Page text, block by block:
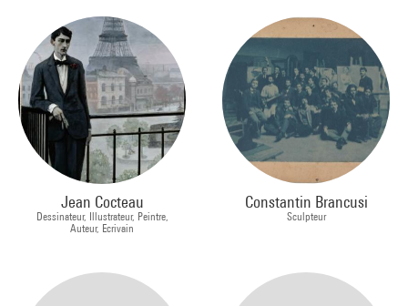
Jean Cocteau
Dessinateur, Illustrateur, Peintre,
Auteur, Ecrivain
Constantin Brancusi
Sculpteur